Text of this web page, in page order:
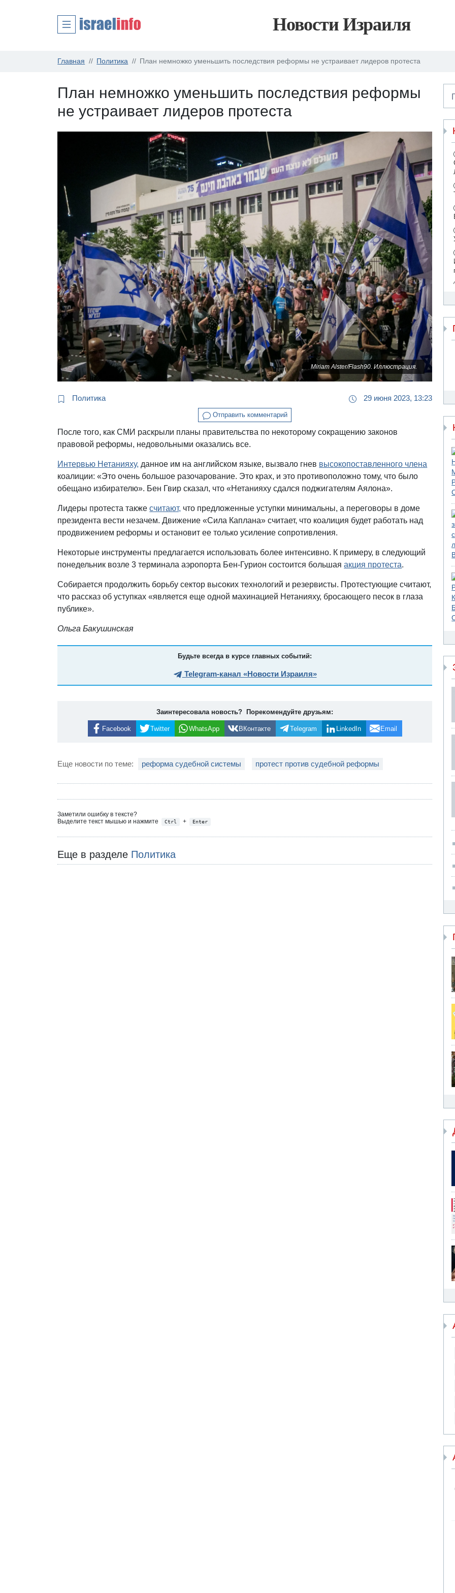
Новости Израиля
Главная Политика План немножко уменьшить последствия реформы не устраивает лидеров протеста
План немножко уменьшить последствия реформы
не устраивает лидеров протеста
Miriam Alster/Flash90. Иллюстрация.
Политика 29 июня 2023, 13:23
Отправить комментарий
После того, как СМИ раскрыли планы правительства по некоторому сокращению законов
правовой реформы, недовольными оказались все.
Интервью Нетанияху, данное им на английском языке, вызвало гнев высокопоставленного члена
коалиции: «Это очень большое разочарование. Это крах, и это противоположно тому, что было
обещано избирателю». Бен Гвир сказал, что «Нетанияху сдался поджигателям Аялона».
Лидеры протеста такжесчитают, что предложенные уступки минимальны, а переговоры в доме
президента вести незачем. Движение «Сила Каплана» считает, что коалиция будет работать над
продвижением реформы и остановит ее только усиление сопротивления.
Некоторые инструменты предлагается использовать более интенсивно. К примеру, в следующий
понедельник возле 3 терминала аэропорта Бен-Гурион состоится большаяакция протеста.
Собирается продолжить борьбу сектор высоких технологий и резервисты. Протестующие считают,
что рассказ об уступках «является еще одной махинацией Нетанияху, бросающего песок в глаза
публике».
Ольга Бакушинская
Будьте всегда в курсе главных событий:
Telegram-канал «Новости Израиля»
Заинтересовала новость? Порекомендуйте друзьям:
Facebook Twitter WhatsApp ВКонтакте Telegram LinkedIn Email
Еще новости по теме: реформа судебной системы протест против судебной реформы
Заметили ошибку в тексте?
Выделите текст мышью и нажмите
Ctrl + Enter
Еще в разделе Политика